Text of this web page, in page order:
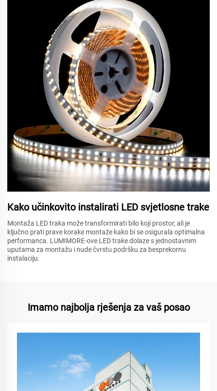
Kako učinkovito instalirati LED svjetlosne trake
Montaža LED traka može transformirati bilo koji prostor, ali je
ključno prati prave korake montaže kako bi se osigurala optimalna
performanca. LUMIMORE-ove LED trake dolaze s jednostavnim
uputama za montažu i nude čvrstu podršku za besprekornu
instalaciju.
Imamo najbolja rješenja za vaš posao